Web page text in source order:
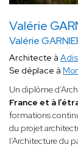
Valérie
Valérie
Architecte à
Se déplace à
Un diplôme
France et à
formations
du projet
l’Architecture du